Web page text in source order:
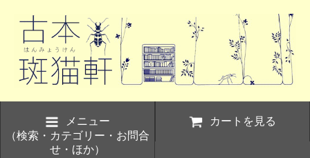
メニュー
（検索・カテゴリー・お問合
せ・ほか）
カートを見る